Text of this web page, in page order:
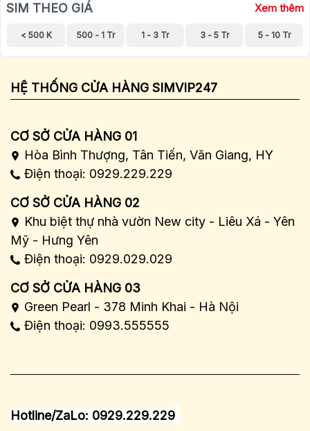
SIM THEO GIÁ Xem thêm
< 500 K 500 - 1 Tr 1 - 3 Tr 3 - 5 Tr 5 - 10 Tr
HỆ THỐNG CỬA HÀNG SIMVIP247
CƠ SỞ CỬA HÀNG 01
Hòa Bình Thượng, Tân Tiến, Văn Giang, HY
Điện thoại: 0929.229.229
CƠ SỞ CỬA HÀNG 02
Khu biệt thự nhà vườn New city - Liêu Xá - Yên
Mỹ - Hưng Yên
Điện thoại: 0929.029.029
CƠ SỞ CỬA HÀNG 03
Green Pearl - 378 Minh Khai - Hà Nội
Điện thoại: 0993.555555
Hotline/ZaLo: 0929.229.229